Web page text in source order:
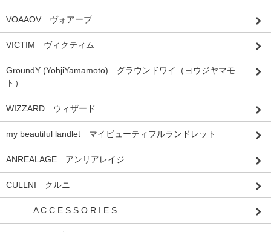
VOAAOV ヴォアーブ
VICTIM ヴィクティム
GroundY (YohjiYamamoto) グラウンドワイ（ヨウジヤマモ
ト）
WIZZARD ウィザード
my beautiful landlet マイビューティフルランドレット
ANREALAGE アンリアレイジ
CULLNI クルニ
――― A C C E S S O R I E S ―――